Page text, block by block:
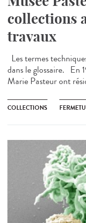
collections
travaux
Les termes
dans le glossaire. En
Marie Pasteur ont
COLLECTIONS